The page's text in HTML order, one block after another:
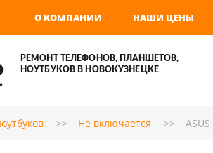
О КОМПАНИИ НАШИ ЦЕНЫ
РЕМОНТ ТЕЛЕФОНОВ, ПЛАНШЕТОВ,
НОУТБУКОВ В НОВОКУЗНЕЦКЕ
Не включается